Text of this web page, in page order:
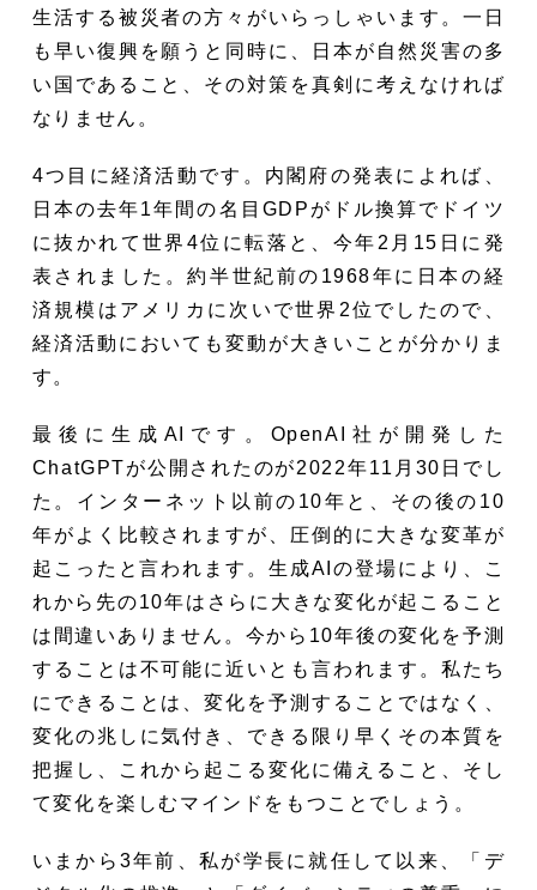
生活する被災者の方々がいらっしゃいます。一日
も早い復興を願うと同時に、日本が自然災害の多
い国であること、その対策を真剣に考えなければ
なりません。
4つ目に経済活動です。内閣府の発表によれば、
日本の去年1年間の名目GDPがドル換算でドイツ
に抜かれて世界4位に転落と、今年2月15日に発
表されました。約半世紀前の1968年に日本の経
済規模はアメリカに次いで世界2位でしたので、
経済活動においても変動が大きいことが分かりま
す。
最後に生成AIです。OpenAI社が開発した
ChatGPTが公開されたのが2022年11月30日でし
た。インターネット以前の10年と、その後の10
年がよく比較されますが、圧倒的に大きな変革が
起こったと言われます。生成AIの登場により、こ
れから先の10年はさらに大きな変化が起こること
は間違いありません。今から10年後の変化を予測
することは不可能に近いとも言われます。私たち
にできることは、変化を予測することではなく、
変化の兆しに気付き、できる限り早くその本質を
把握し、これから起こる変化に備えること、そし
て変化を楽しむマインドをもつことでしょう。
いまから3年前、私が学長に就任して以来、「デ